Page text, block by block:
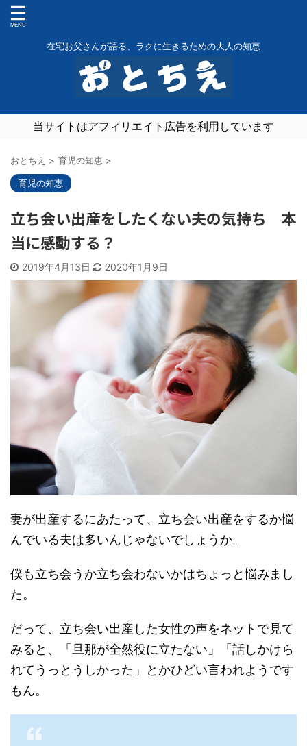
在宅お父さんが語る、ラクに生きるための大人の知恵
当サイトはアフィリエイト広告を利用しています
おとちえ > 育児の知恵 >
育児の知恵
立ち会い出産をしたくない夫の気持ち 本
当に感動する？
2019年4月13日 2020年1月9日
妻が出産するにあたって、立ち会い出産をするか悩
んでいる夫は多いんじゃないでしょうか。
僕も立ち会うか立ち会わないかはちょっと悩みまし
た。
だって、立ち会い出産した女性の声をネットで見て
みると、「旦那が全然役に立たない」「話しかけら
れてうっとうしかった」とかひどい言われようです
もん。